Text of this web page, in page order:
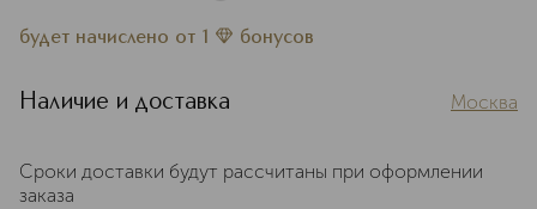
будет начислено от 1 бонусов
Наличие и доставка Москва
Сроки доставки будут рассчитаны при оформлении
заказа